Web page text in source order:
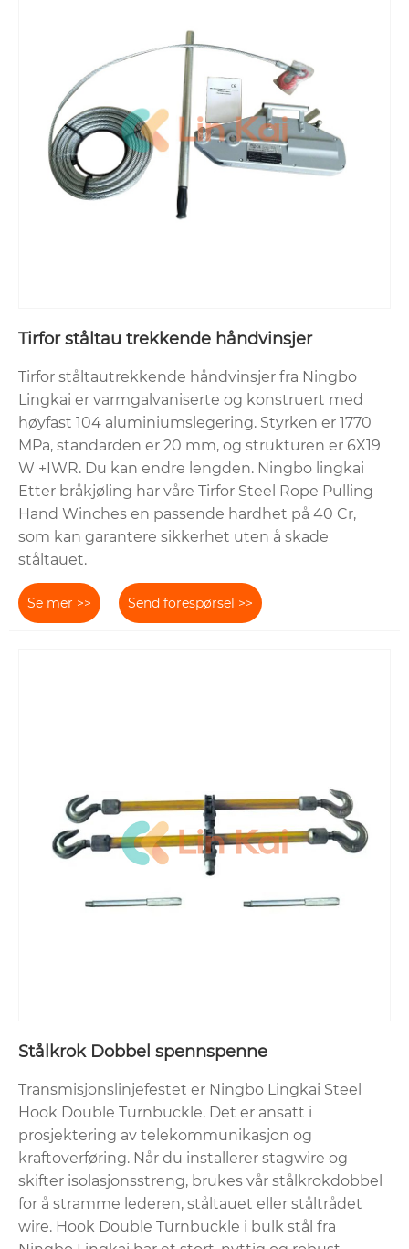
Tirfor ståltau trekkende håndvinsjer
Tirfor ståltautrekkende håndvinsjer fra Ningbo
Lingkai er varmgalvaniserte og konstruert med
høyfast 104 aluminiumslegering. Styrken er 1770
MPa, standarden er 20 mm, og strukturen er 6X19
W +IWR. Du kan endre lengden. Ningbo lingkai
Etter bråkjøling har våre Tirfor Steel Rope Pulling
Hand Winches en passende hardhet på 40 Cr,
som kan garantere sikkerhet uten å skade
ståltauet.
Se mer >> Send forespørsel >>
Stålkrok Dobbel spennspenne
Transmisjonslinjefestet er Ningbo Lingkai Steel
Hook Double Turnbuckle. Det er ansatt i
prosjektering av telekommunikasjon og
kraftoverføring. Når du installerer stagwire og
skifter isolasjonsstreng, brukes vår stålkrokdobbel
for å stramme lederen, ståltauet eller ståltrådet
wire. Hook Double Turnbuckle i bulk stål fra